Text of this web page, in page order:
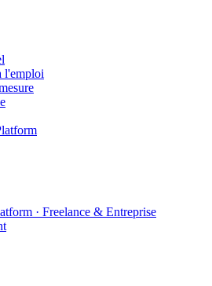
l'emploi
· Freelance & Entreprise